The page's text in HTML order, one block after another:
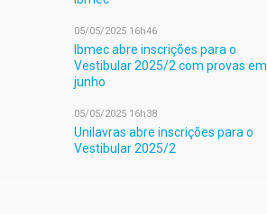
05/05/2025 16h46
Ibmec abre inscrições para o
Vestibular 2025/2 com provas em
junho
05/05/2025 16h38
Unilavras abre inscrições para o
Vestibular 2025/2